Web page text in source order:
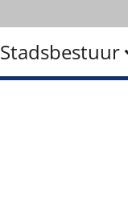
Stadsbestuur